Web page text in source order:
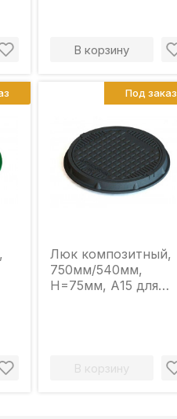
пешеходных
зон(черный)
В корзину
Люк композитный,
750мм/540мм,
H=75мм, А15 для
В корзину
Под заказ